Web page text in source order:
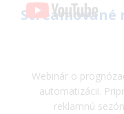
Streamované
Webinár o
automatizácii.
reklamnú